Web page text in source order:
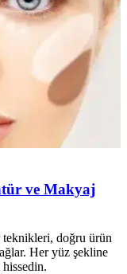
ve Makyaj
teknikleri, doğru ürün
Her yüz şekline